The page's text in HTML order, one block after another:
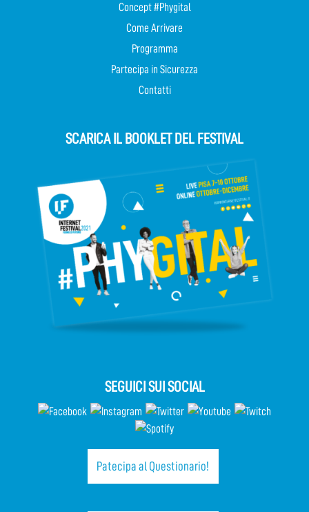
Concept #Phygital
Come Arrivare
Programma
Partecipa in Sicurezza
Contatti
SCARICA IL BOOKLET DEL FESTIVAL
SEGUICI SUI SOCIAL
Patecipa al Questionario!